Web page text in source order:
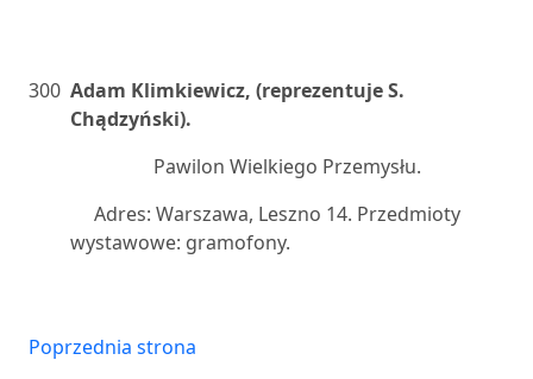
300 Adam Klimkiewicz, (reprezentuje S.
Chądzyński).
Pawilon Wielkiego Przemysłu.
Adres: Warszawa, Leszno 14. Przedmioty
wystawowe: gramofony.
Poprzednia strona